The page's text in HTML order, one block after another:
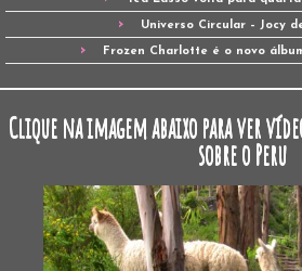
Universo Circular – Jocy
Frozen Charlotte é o novo
Clique na imagem abaixo para ver
sobre o Peru